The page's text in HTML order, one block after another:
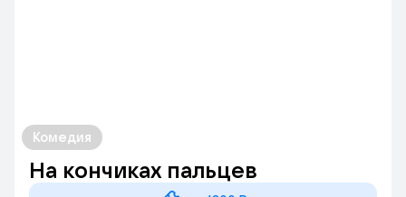
Комедия
На кончиках пальцев